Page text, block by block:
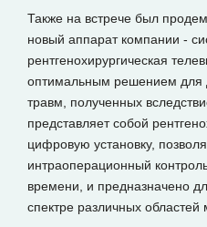
Также на встрече был
новый аппарат компании -
рентгенохирургическая
оптимальным решением для
травм, полученных
представляет собой
цифровую установку,
интраоперационный
времени, и предназначено
спектре различных областей